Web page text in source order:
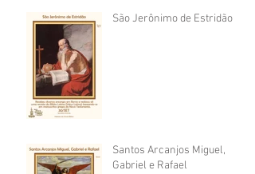
São Jerônimo de Estridão
Santos Arcanjos Miguel,
Gabriel e Rafael